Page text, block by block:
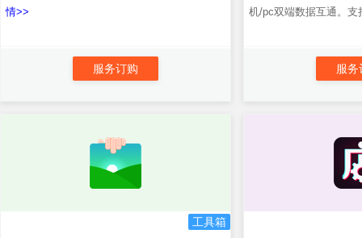
情>>
服务订购
机/pc双端数据互通。
服务
工具箱